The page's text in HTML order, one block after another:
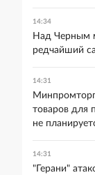
14:34
Над Черным
редчайший
14:31
товаров для
не
14:31
"Герани"